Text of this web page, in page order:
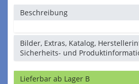
Beschreibung
Bilder, Extras, Katalog,
Sicherheits- und
Lieferbar ab Lager B